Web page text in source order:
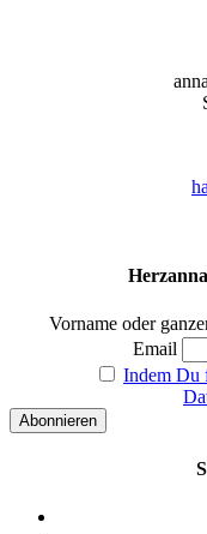
Vorname oder
Email
Indem Du